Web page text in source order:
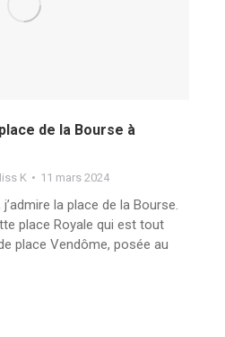
de la Bourse à
K 11 mars 2024
la place de la Bourse.
place Royale qui est tout
place Vendôme, posée au